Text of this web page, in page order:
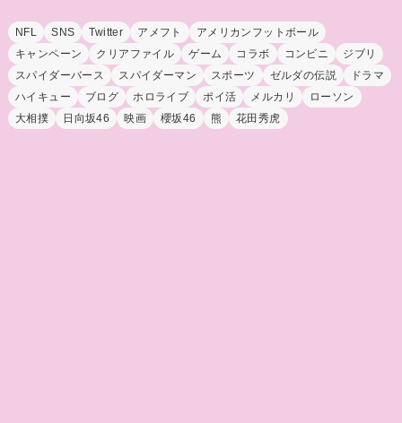
NFL SNS Twitter アメフト
アメリカンフットボール
キャンペーン
クリアファイル ゲーム コラボ コンビニ
ジブリ
スパイダーバース
スパイダーマン スポーツ ゼルダの伝説
ドラマ
ハイキュー
ブログ ホロライブ ポイ活 メルカリ
ローソン
大相撲
日向坂46 映画 櫻坂46 熊 花田秀虎